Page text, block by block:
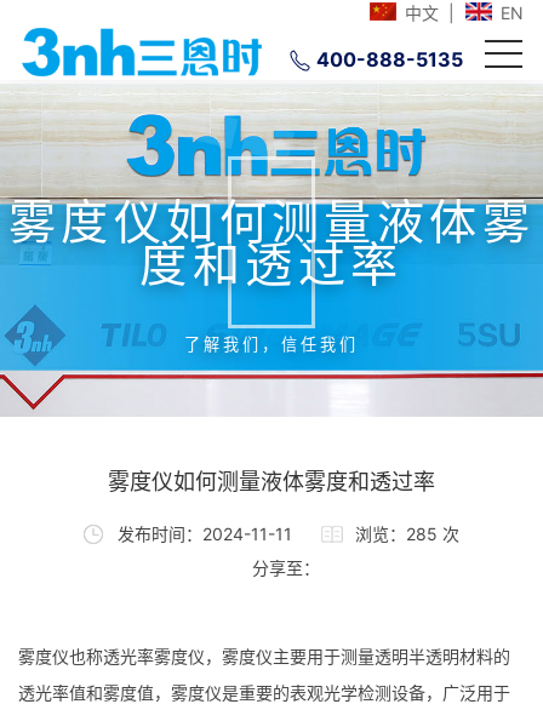
中文 EN
400-888-5135
雾度仪如何测量液体雾
度和透过率
了解我们，信任我们
雾度仪如何测量液体雾度和透过率
发布时间：2024-11-11
浏览：285 次
分享至：
雾度仪也称透光率雾度仪，雾度仪主要用于测量透明半透明材料的
透光率值和雾度值，雾度仪是重要的表观光学检测设备，广泛用于